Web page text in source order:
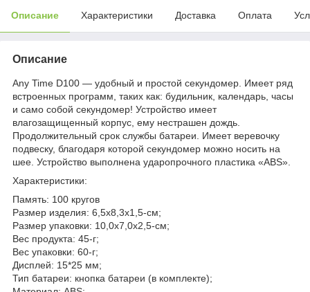
Описание Характеристики Доставка Оплата
Описание
Any Time D100 — удобный и простой секундомер. Имеет ряд
встроенных программ, таких как: будильник, календарь, часы
и само собой секундомер! Устройство имеет
влагозащищенный корпус, ему нестрашен дождь.
Продолжительный срок службы батареи. Имеет веревочку
подвеску, благодаря которой секундомер можно носить на
шее. Устройство выполнена ударопрочного пластика «ABS».
Характеристики:
Память: 100 кругов
Размер изделия: 6,5х8,3х1,5-см;
Размер упаковки: 10,0х7,0х2,5-см;
Вес продукта: 45-г;
Вес упаковки: 60-г;
Дисплей: 15*25 мм;
Тип батареи: кнопка батареи (в комплекте);